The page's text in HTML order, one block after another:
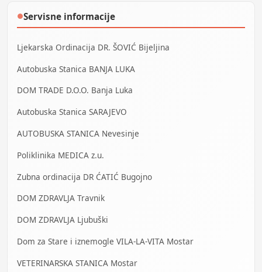
●Servisne informacije
Ljekarska Ordinacija DR. ŠOVIĆ Bijeljina
Autobuska Stanica BANJA LUKA
DOM TRADE D.O.O. Banja Luka
Autobuska Stanica SARAJEVO
AUTOBUSKA STANICA Nevesinje
Poliklinika MEDICA z.u.
Zubna ordinacija DR ĆATIĆ Bugojno
DOM ZDRAVLJA Travnik
DOM ZDRAVLJA Ljubuški
Dom za Stare i iznemogle VILA-LA-VITA Mostar
VETERINARSKA STANICA Mostar